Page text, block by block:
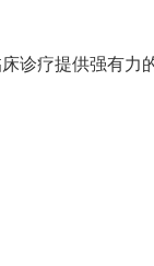
诊疗提供强有力